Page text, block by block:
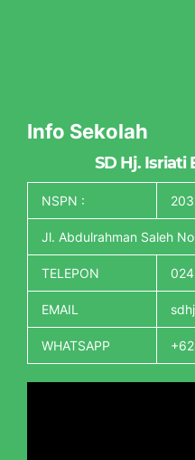
Info Sekolah
SD Hj. Isriati
NSPN :
Jl. Abdulrahman Saleh
TELEPON
EMAIL
WHATSAPP